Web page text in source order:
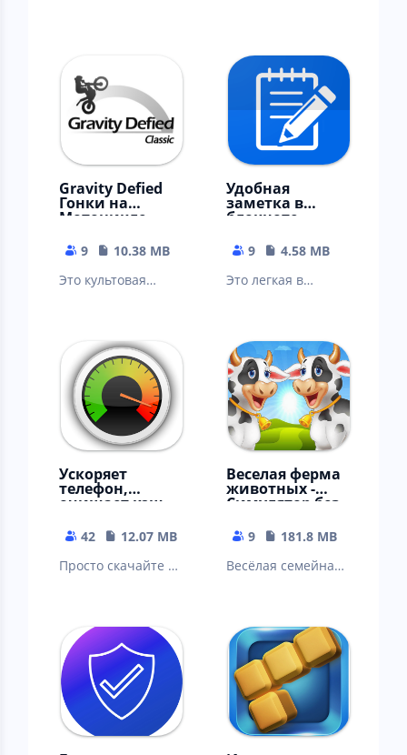
Gravity Defied
Гонки на
Мотоцикле
9
10.38 MB
Это культовая
симулятор.
Удобная
заметка в
блокноте -
заметок
9
4.58 MB
Это легкая в
записная книжка
для Android
бесплатно
Ускоряет
телефон,
очищает кэш
ватсап
42
12.07 MB
Просто скачайте и
Веселая ферма
животных -
Симулятор без
9
181.8 MB
Весёлая семейная
как дача. Тауншип.